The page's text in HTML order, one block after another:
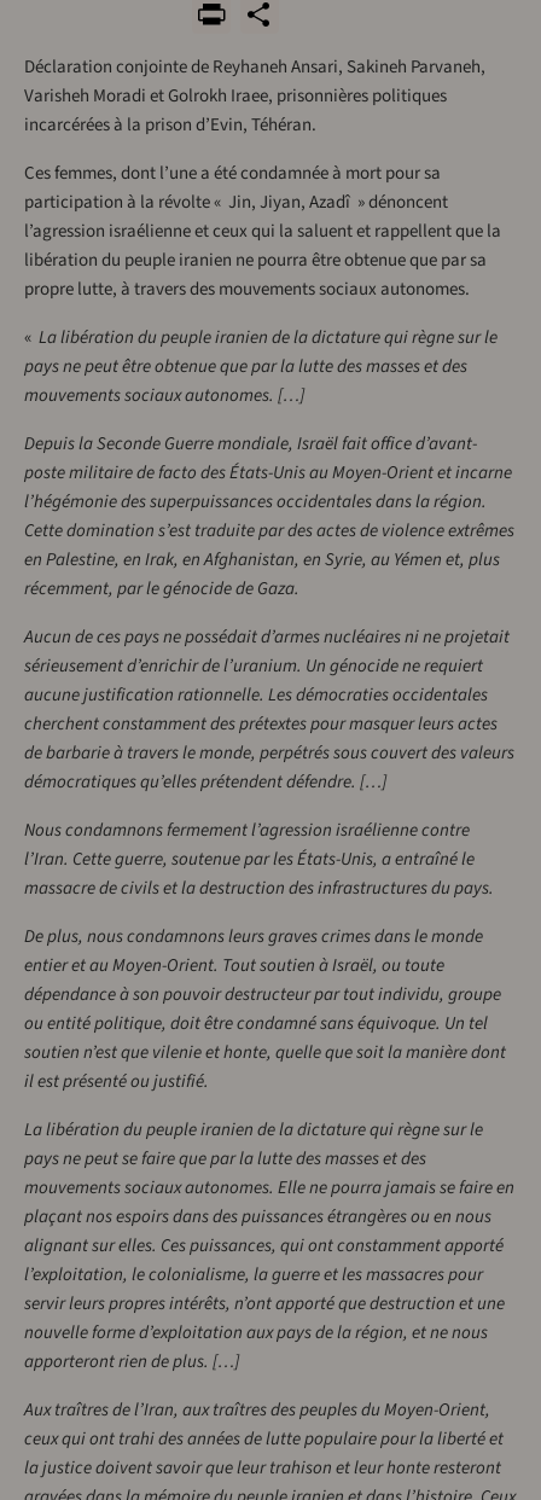
PrintFriendly
Déclaration conjointe de Reyhaneh Ansari, Sakineh Parvaneh,
Varisheh Moradi et Golrokh Iraee, prisonnières politiques
incarcérées à la prison d’Evin, Téhéran.
Ces femmes, dont l’une a été condamnée à mort pour sa
participation à la révolte « Jin, Jiyan, Azadî » dénoncent
l’agression israélienne et ceux qui la saluent et rappellent que la
libération du peuple iranien ne pourra être obtenue que par sa
propre lutte, à travers des mouvements sociaux autonomes.
« La libération du peuple iranien de la dictature qui règne sur le
pays ne peut être obtenue que par la lutte des masses et des
mouvements sociaux autonomes. […]
Depuis la Seconde Guerre mondiale, Israël fait office d’avant-
poste militaire de facto des États-Unis au Moyen-Orient et incarne
l’hégémonie des superpuissances occidentales dans la région.
Cette domination s’est traduite par des actes de violence extrêmes
en Palestine, en Irak, en Afghanistan, en Syrie, au Yémen et, plus
récemment, par le génocide de Gaza.
Aucun de ces pays ne possédait d’armes nucléaires ni ne projetait
sérieusement d’enrichir de l’uranium. Un génocide ne requiert
aucune justification rationnelle. Les démocraties occidentales
cherchent constamment des prétextes pour masquer leurs actes
de barbarie à travers le monde, perpétrés sous couvert des valeurs
démocratiques qu’elles prétendent défendre. […]
Nous condamnons fermement l’agression israélienne contre
l’Iran. Cette guerre, soutenue par les États-Unis, a entraîné le
massacre de civils et la destruction des infrastructures du pays.
De plus, nous condamnons leurs graves crimes dans le monde
entier et au Moyen-Orient. Tout soutien à Israël, ou toute
dépendance à son pouvoir destructeur par tout individu, groupe
ou entité politique, doit être condamné sans équivoque. Un tel
soutien n’est que vilenie et honte, quelle que soit la manière dont
il est présenté ou justifié.
La libération du peuple iranien de la dictature qui règne sur le
pays ne peut se faire que par la lutte des masses et des
mouvements sociaux autonomes. Elle ne pourra jamais se faire en
plaçant nos espoirs dans des puissances étrangères ou en nous
alignant sur elles. Ces puissances, qui ont constamment apporté
l’exploitation, le colonialisme, la guerre et les massacres pour
servir leurs propres intérêts, n’ont apporté que destruction et une
nouvelle forme d’exploitation aux pays de la région, et ne nous
apporteront rien de plus. […]
Aux traîtres de l’Iran, aux traîtres des peuples du Moyen-Orient,
ceux qui ont trahi des années de lutte populaire pour la liberté et
la justice doivent savoir que leur trahison et leur honte resteront